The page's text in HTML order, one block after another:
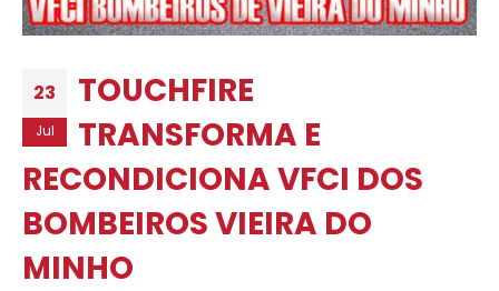
23
Jul
TOUCHFIRE
TRANSFORMA E
RECONDICIONA VFCI DOS
BOMBEIROS VIEIRA DO
MINHO